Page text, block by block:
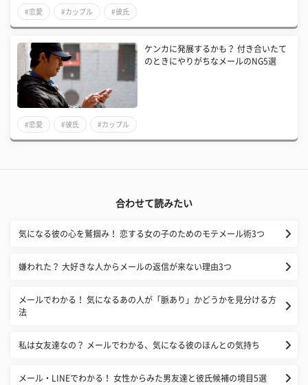
#恋愛 #カップル #彼氏
ケンカに発展するかも？ 付き合いたて
のときにやりがちなメールのNG5選
#恋愛 #彼氏 #カップル
合わせて読みたい
気になる彼の心を鷲掴み！ 恋する女の子のためのモテメール術3つ
嫌われた？ 大好きな人からメールの返信が来ない理由3つ
メールでわかる！ 気になるあの人が「脈あり」かどうかを見分ける方
法
私は女友達なの？ メールでわかる、気になる彼のほんとの気持ち
メール・LINEでわかる！ 女性からみた男友達と彼氏候補の境目5選